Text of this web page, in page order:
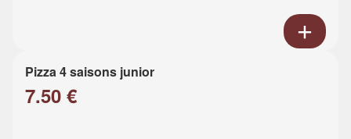
Pizza 4 saisons junior
7.50 €